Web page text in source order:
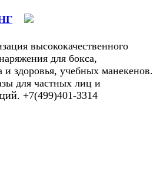
высококачественного
для бокса,
и здоровья, учебных манекенов.
для частных лиц и
+7(499)401-3314